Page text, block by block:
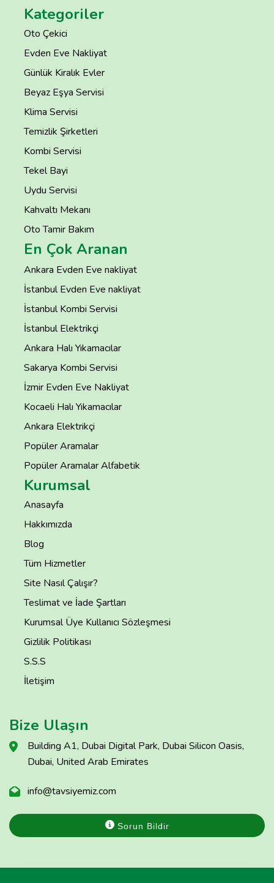
Kategoriler
Oto Çekici
Evden Eve Nakliyat
Günlük Kiralık Evler
Beyaz Eşya Servisi
Klima Servisi
Temizlik Şirketleri
Kombi Servisi
Tekel Bayi
Uydu Servisi
Kahvaltı Mekanı
Oto Tamir Bakım
En Çok Aranan
Ankara Evden Eve nakliyat
İstanbul Evden Eve nakliyat
İstanbul Kombi Servisi
İstanbul Elektrikçi
Ankara Halı Yıkamacılar
Sakarya Kombi Servisi
İzmir Evden Eve Nakliyat
Kocaeli Halı Yıkamacılar
Ankara Elektrikçi
Popüler Aramalar
Popüler Aramalar Alfabetik
Kurumsal
Anasayfa
Hakkımızda
Blog
Tüm Hizmetler
Site Nasıl Çalışır?
Teslimat ve İade Şartları
Kurumsal Üye Kullanıcı Sözleşmesi
Gizlilik Politikası
S.S.S
İletişim
Bize Ulaşın
Building A1, Dubai Digital Park, Dubai Silicon Oasis,
Dubai, United Arab Emirates
info@tavsiyemiz.com
Sorun Bildir